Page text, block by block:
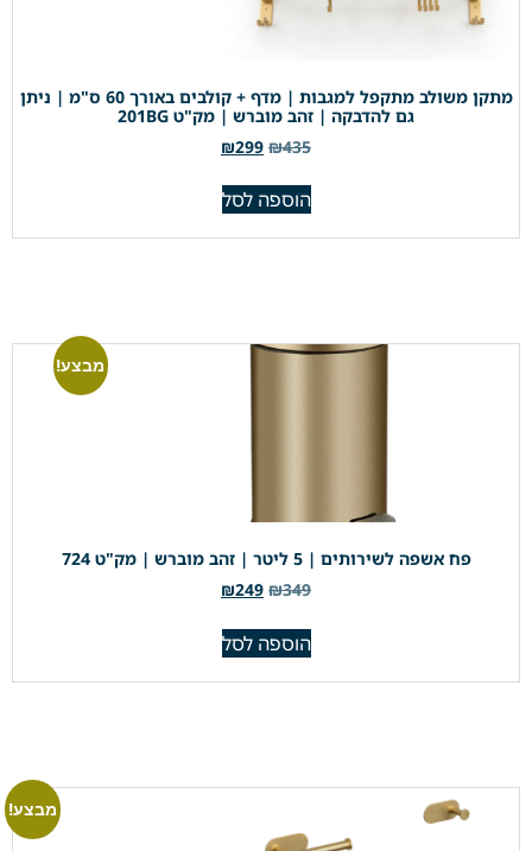
מתקן משולב מתקפל למגבות | מדף + קולבים באורך 60 ס"מ | ניתן
גם להדבקה | זהב מוברש | מק"ט 201BG
₪435
₪299
הוספה לסל
מבצע!
פח אשפה לשירותים | 5 ליטר | זהב מוברש | מק"ט 724
₪349
₪249
הוספה לסל
מבצע!